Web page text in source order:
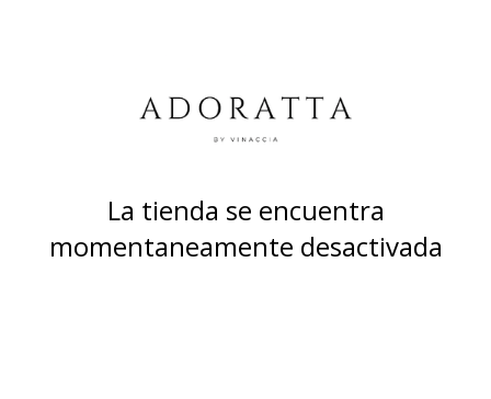
La tienda se encuentra
momentaneamente desactivada